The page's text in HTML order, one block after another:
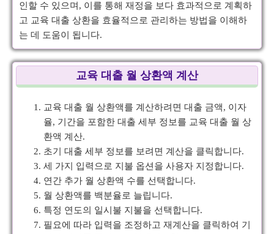
인할 수 있으며, 이를 통해 재정을 보다 효과적으로 계획하
고 교육 대출 상환을 효율적으로 관리하는 방법을 이해하
는 데 도움이 됩니다.
교육 대출 월 상환액 계산
교육 대출 월 상환액를 계산하려면 대출 금액, 이자
율, 기간을 포함한 대출 세부 정보를 교육 대출 월 상
환액 계산.
초기 대출 세부 정보를 보려면 계산을 클릭합니다.
세 가지 입력으로 지불 옵션을 사용자 지정합니다.
연간 추가 월 상환액 수를 선택합니다.
월 상환액를 백분율로 늘립니다.
특정 연도의 일시불 지불을 선택합니다.
필요에 따라 입력을 조정하고 재계산을 클릭하여 기